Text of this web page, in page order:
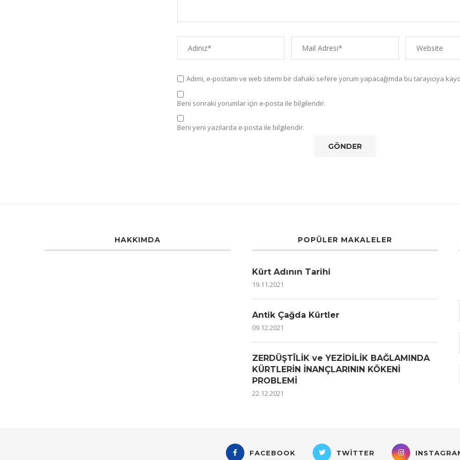
Adımı, e-postamı ve web sitemi bir dahaki sefere yorum yapacağımda bu tarayıcıya
Beni sonraki yorumlar için e-posta ile bilgilendir.
Beni yeni yazılarda e-posta ile bilgilendir.
HAKKIMDA POPÜLER MAKALELER
Kürt Adının Tarihi
19.11.2021
Antik Çağda Kürtler
09.12.2021
ZERDÜŞTÎLİK ve YEZİDİLİK BAĞLAMINDA
KÜRTLERİN İNANÇLARININ KÖKENİ
PROBLEMİ
22.12.2021
FACEBOOK TWITTER